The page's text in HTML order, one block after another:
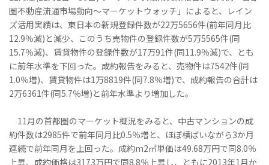
圏不動産流通市場動向～マーケットウォッチ」によると、レイン
ズ活用実績は、東日本の新規登録件数が22万5656件(前年同月比
12.9％減)と減少、このうち売物件の登録件数が5万5565件(同
15.7％減)、賃貸物件の登録件数が17万91件(同11.9％減)で、とも
に前年水準を下回った。成約報告をみると、売物件は7542件(同
1.0％増)、賃貸物件は1万8819件(同7.8％増)で、成約報告の合計は
2万6361件(同5.7％増)と前年水準より増加した。
11月の首都圏のマーケット概況をみると、中古マンションの成
約件数は2985件で前年同月比0.5％増と、ほぼ横ばいながら3か月
連続で前年同月を上回った。成約m2㎡単価は49.68万円で同8.0％
上昇、成約価格は3173万円で同8.8％上昇し、ともに2013年1月か